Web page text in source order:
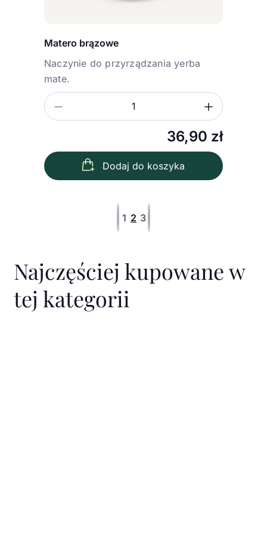
Matero brązowe
Naczynie do przyrządzania yerba
mate.
36,90 zł
Zmniejsz ilość
Dodaj do koszyka
Pierwsza strona
Poprzednia strona
1 2 3Następna strona
Ostatnia strona
Najczęściej kupowane w
tej kategorii